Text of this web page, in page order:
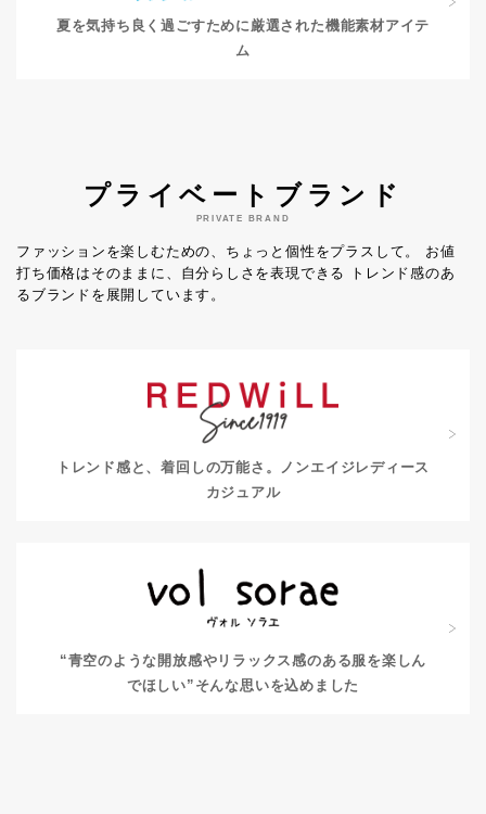
夏を気持ち良く過ごすために 厳選された機能素材アイテ
ム
プライベートブランド
PRIVATE BRAND
ファッションを楽しむための、ちょっと個性をプラスして。
お値
打ち価格はそのままに、自分らしさを表現できる
トレンド感のあ
るブランドを展開しています。
トレンド感と、着回しの万能さ。
ノンエイジレディース
カジュアル
“青空のような開放感やリラックス感のある服を楽しん
でほしい” そんな思いを込めました